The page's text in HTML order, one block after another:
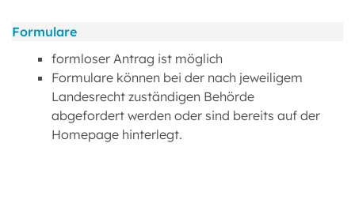
Formulare
formloser Antrag ist möglich
Formulare können bei der nach jeweiligem
Landesrecht zuständigen Behörde
abgefordert werden oder sind bereits auf der
Homepage hinterlegt.